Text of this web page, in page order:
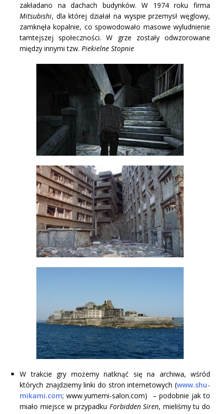
zakładano na dachach budynków. W 1974 roku firma
Mitsubishi, dla której działał na wyspie przemysł węglowy,
zamknęła kopalnie, co spowodowało masowe wyludnienie
tamtejszej społeczności. W grze zostały odwzorowane
między innymi tzw. Piekielne Stopnie
W trakcie gry możemy natknąć się na archiwa, wśród
których znajdziemy linki do stron internetowych (www.shu-
mikami.com; www.yumemi-salon.com) – podobnie jak to
miało miejsce w przypadku Forbidden Siren, mieliśmy tu do